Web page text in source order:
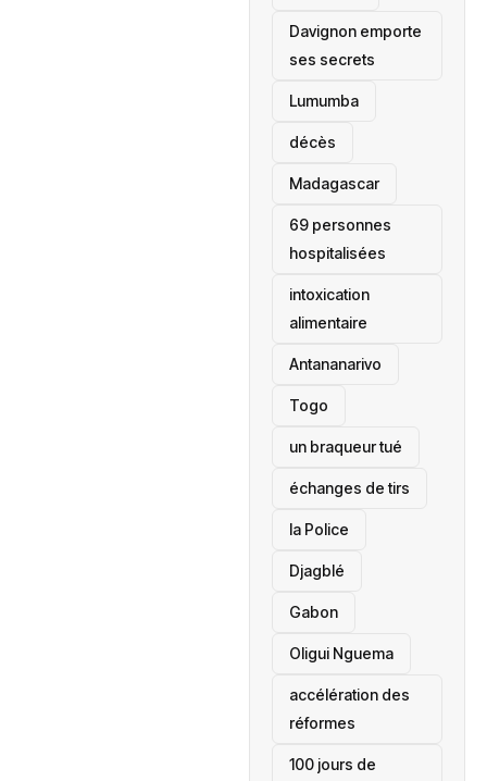
Davignon emporte
ses secrets
Lumumba
décès
‎Madagascar
69 personnes
hospitalisées
intoxication
alimentaire
Antananarivo
‎Togo
un braqueur tué
échanges de tirs
la Police
Djagblé
Gabon
Oligui Nguema
accélération des
réformes
100 jours de